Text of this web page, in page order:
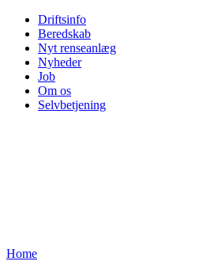
Driftsinfo
Beredskab
Nyt renseanlæg
Nyheder
Job
Om os
Selvbetjening
Home